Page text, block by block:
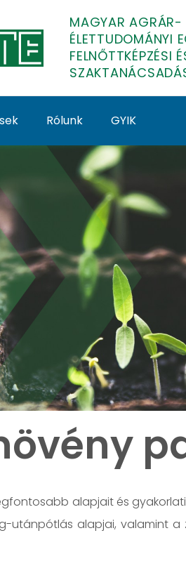
MAGYAR AGRÁR-
ÉLETTUDOMÁNYI
FELNŐTTKÉPZÉSI
Rólunk GYIK
-
alapjait és
utánpótlás alapjai, valamint